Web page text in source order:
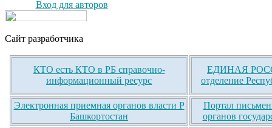
Вход для авторов
Сайт разработчика
КТО есть КТО в РБ справочно-
информационный ресурс
ЕДИНАЯ
отделение
Электронная приемная органов власти Р
Башкортостан
Портал
органов